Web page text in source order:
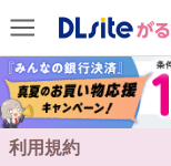
利用規約